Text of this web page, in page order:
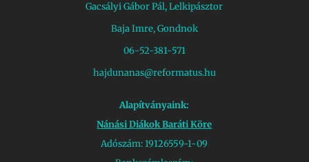
Gacsályi Gábor Pál, Lelkipásztor
Baja Imre, Gondnok
06-52-381-571
hajdunanas@reformatus.hu
Alapítványaink:
Nánási Diákok Baráti Köre
Adószám: 19126559-1-09